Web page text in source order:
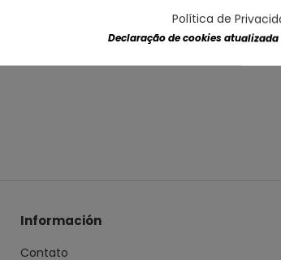
Información
Contato
Política de
Declaração de cookies atualizada